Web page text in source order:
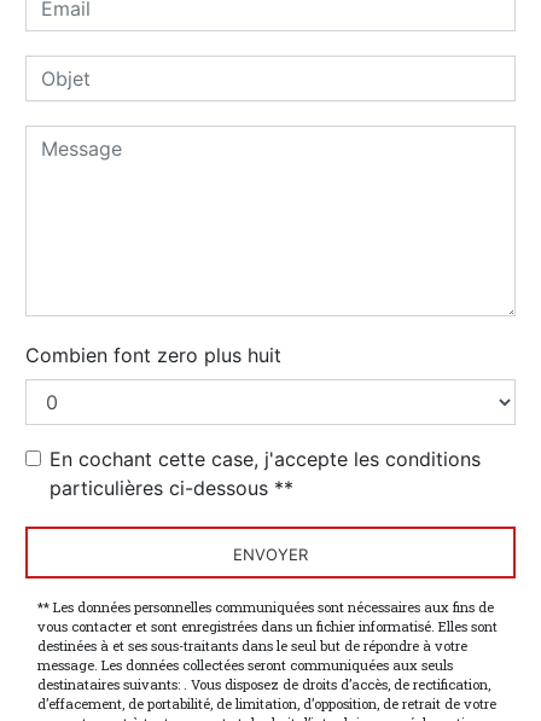
Combien font zero plus huit
En cochant cette case, j'accepte les conditions
particulières ci-dessous **
ENVOYER
** Les données personnelles communiquées sont nécessaires aux fins de
vous contacter et sont enregistrées dans un fichier informatisé. Elles sont
destinées à et ses sous-traitants dans le seul but de répondre à votre
message. Les données collectées seront communiquées aux seuls
destinataires suivants: . Vous disposez de droits d’accès, de rectification,
d’effacement, de portabilité, de limitation, d’opposition, de retrait de votre